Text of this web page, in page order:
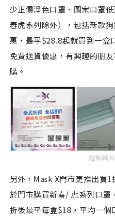
少正價淨色口罩、圖案口罩
春虎系列除外），包括新款
惠，最平$28.8起就買到一盒
免費送貨優惠，有興趣的朋
購。
點擊圖
另外，Mask X門市更推出買
於門市購買新春/ 虎系列口罩
折後最平每盒$18，平均一